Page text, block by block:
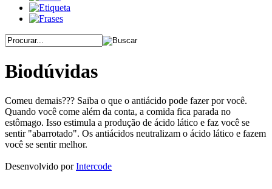
Biodúvidas
Comeu demais??? Saiba o que o antiácido pode fazer por você.
Quando você come além da conta, a comida fica parada no
estômago. Isso estimula a produção de ácido lático e faz você se
sentir "abarrotado". Os antiácidos neutralizam o ácido lático e fazem
você se sentir melhor.
Desenvolvido porIntercode